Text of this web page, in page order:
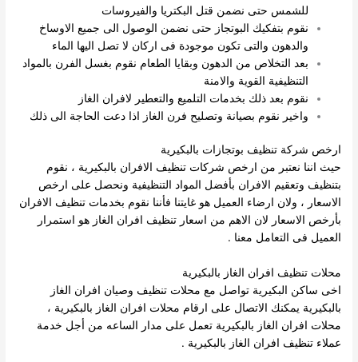
للشمس حتى نضمن قتل البكتريا والفيروسات
نقوم بتفكيك البوتجاز حتى نضمن الوصول الى جميع الاوساخ
والدهون والتى تكون موجودة فى اركان لا تصل اليها الماء
بعد التخلاص من الدهون وبقايا الطعام نقوم بغسل الفرن بالمواد
التنظيفية القوية والامنة
نقوم بعد ذلك بخدمات التلميع والتعطير لافران الغاز
واخير نقوم بصيانة وتصليح فرن الغاز اذا دعت الحاجة الى ذلك
ارخص شركة تنظيف بوتجازات بالبكيرية
حيث اننا نعتبر من ارخص شركات تنظيف الافران بالبكيرية ، نقوم
بتنظيف وتعقيم الافران بأفضل المواد التنظيفية ونحصل على ارخص
الاسعار ، ولان ارضاء العميل هو غايتنا فأننا نقوم بخدمات تنظيف الافران
بأرخص الاسعار لان الاهم من اسعار تنظيف افران الغاز هو استمرار
العميل فى التعامل معنا .
محلات تنظيف افران الغاز بالبكيرية
اخى ساكن البكيرية تواصل مع محلات تنظيف وصيان افران الغاز
بالبكيرية يمكنك الاتصال على ارقام محلات افران الغاز بالبكيرية ،
محلات افران الغاز بالبكيرية تعمل على مدار الساعه من أجل خدمة
عملاء تنظيف افران الغاز بالبكيرية .